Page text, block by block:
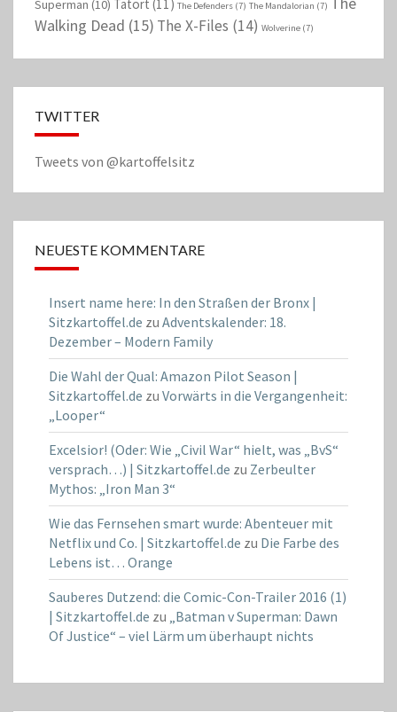
Superman (10) Tatort (11) The Defenders (7) The Mandalorian (7)
Walking Dead (15) The X-Files (14) Wolverine (7)
TWITTER
Tweets von @kartoffelsitz
NEUESTE KOMMENTARE
Insert name here: In den Straßen der Bronx |
Sitzkartoffel.de zu Adventskalender: 18.
Dezember – Modern Family
Die Wahl der Qual: Amazon Pilot Season |
Sitzkartoffel.de zu Vorwärts in die Vergangenheit:
„Looper“
Excelsior! (Oder: Wie „Civil War“ hielt, was „BvS“
versprach…) | Sitzkartoffel.de zu Zerbeulter
Mythos: „Iron Man 3“
Wie das Fernsehen smart wurde: Abenteuer mit
Netflix und Co. | Sitzkartoffel.de zu Die Farbe des
Lebens ist… Orange
Sauberes Dutzend: die Comic-Con-Trailer 2016 (1)
| Sitzkartoffel.de zu „Batman v Superman: Dawn
Of Justice“ – viel Lärm um überhaupt nichts